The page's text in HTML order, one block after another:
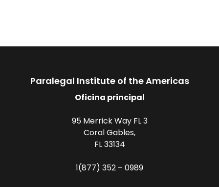
Paralegal Institute of the Americas
Oficina principal
95 Merrick Way FL 3
Coral Gables,
FL 33134
1(877) 352 – 0989